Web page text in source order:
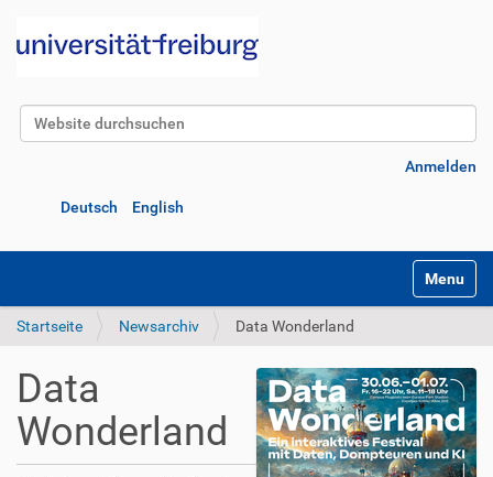
Website durchsuchen
Anmelden
Deutsch English
Startseite Newsarchiv Data Wonderland
Data
Wonderland